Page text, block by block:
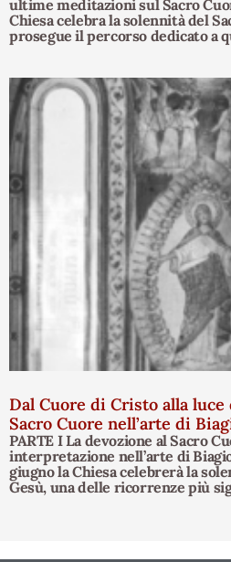
ultime meditazioni sul Sacro
Chiesa celebra la solennità del
prosegue il percorso dedicato a
Dal Cuore di Cristo alla
Sacro Cuore nell’arte di
PARTE I La devozione al Sacro
interpretazione nell’arte di
giugno la Chiesa celebrerà la
Gesù, una delle ricorrenze più